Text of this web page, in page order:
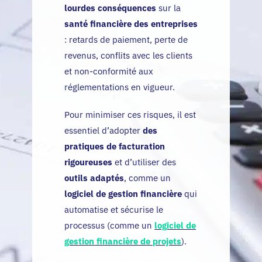
lourdes conséquences sur la
santé financière des entreprises
: retards de paiement, perte de
revenus, conflits avec les clients
et non-conformité aux
réglementations en vigueur.
Pour minimiser ces risques, il est
essentiel d’adopter des
pratiques de facturation
rigoureuses et d’utiliser des
outils adaptés, comme un
logiciel de gestion financièrequi
automatise et sécurise le
processus (comme un logiciel de
gestion financière de projets).